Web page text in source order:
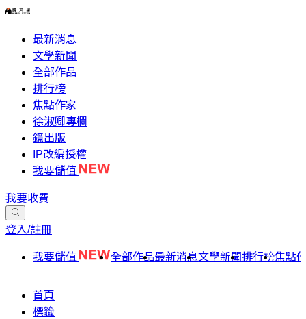
最新消息
文學新聞
全部作品
排行榜
焦點作家
徐淑卿專欄
鏡出版
IP改編授權
我要儲值
我要收費
登入/註冊
我要儲值 全部作品最新消息文學新聞排行榜焦點
首頁
標籤